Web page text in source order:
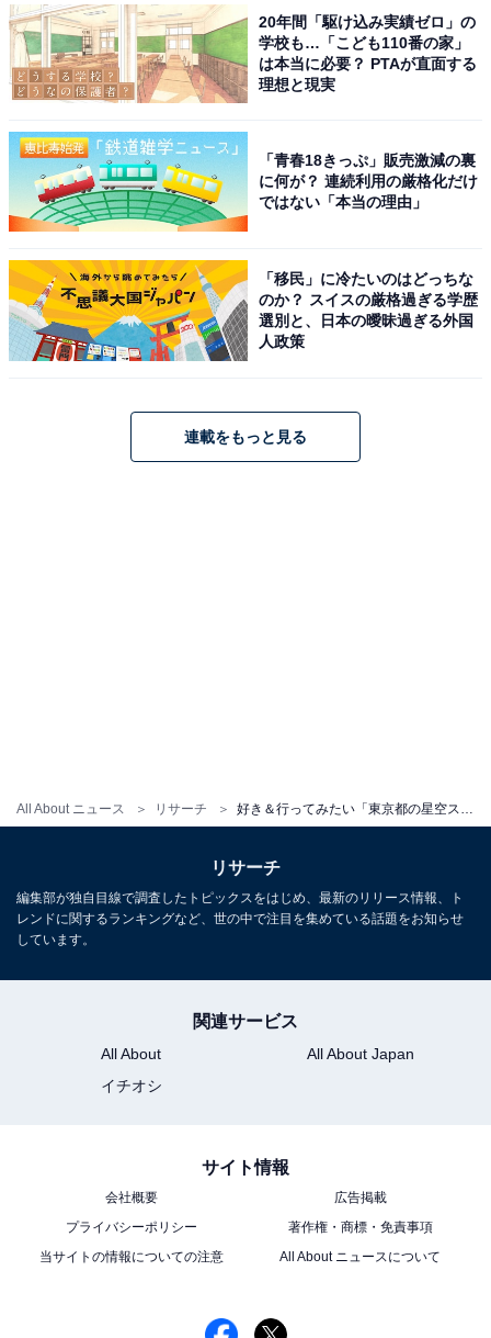
All About ニュース リサーチ
こちらもおすすめ
好き＆行ってみたい「神奈川県の星空スポッ
ト」ランキング！ 2位「三浦海岸」、1位は？
【2025年調査】
20年間「駆け込み実績ゼロ」の
学校も…「こども110番の家」
は本当に必要？ PTAが直面する
理想と現実
「青春18きっぷ」販売激減の裏
に何が？ 連続利用の厳格化だけ
ではない「本当の理由」
「移民」に冷たいのはどっちな
のか？ スイスの厳格過ぎる学歴
選別と、日本の曖昧過ぎる外国
人政策
連載をもっと見る
リサーチ
編集部が独自目線で調査したトピックスをはじめ、最新のリリース情報、ト
レンドに関するランキングなど、世の中で注目を集めている話題をお知らせ
しています。
関連サービス
All About
All About Japan
イチオシ
サイト情報
会社概要
広告掲載
プライバシーポリシー
著作権・商標・免責事項
当サイトの情報についての注意
All About ニュースについて